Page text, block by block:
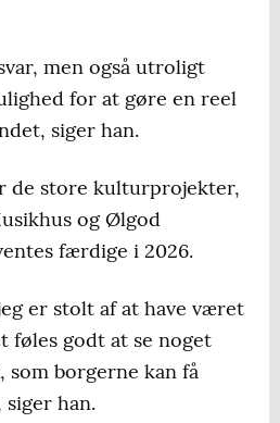
men også utroligt
for at gøre en reel
siger han.
de store kulturprojekter,
og Ølgod
færdige i 2026.
er stolt af at have været
føles godt at se noget
borgerne kan få
siger han.